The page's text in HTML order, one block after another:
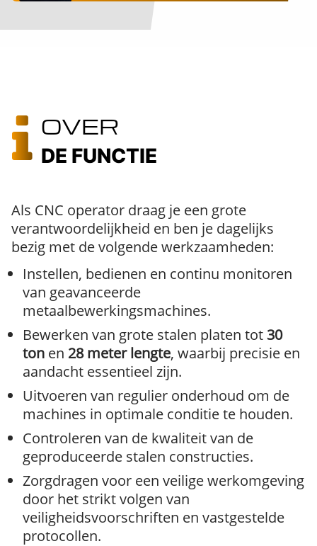
OVER
DE FUNCTIE
Als CNC operator draag je een grote
verantwoordelijkheid en ben je dagelijks
bezig met de volgende werkzaamheden:
Instellen, bedienen en continu monitoren
van geavanceerde
metaalbewerkingsmachines.
Bewerken van grote stalen platen tot 30
ton en 28 meter lengte, waarbij precisie en
aandacht essentieel zijn.
Uitvoeren van regulier onderhoud om de
machines in optimale conditie te houden.
Controleren van de kwaliteit van de
geproduceerde stalen constructies.
Zorgdragen voor een veilige werkomgeving
door het strikt volgen van
veiligheidsvoorschriften en vastgestelde
protocollen.